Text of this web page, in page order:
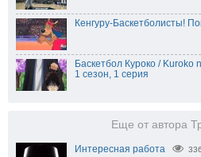
Кенгуру-Баскетболисты!
Баскетбол Куроко / Kuroko
1 сезон, 1 серия
Еще от автора
Интересная работа 336